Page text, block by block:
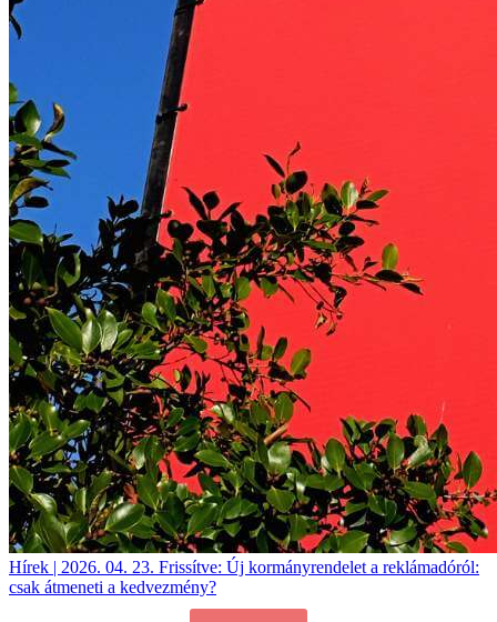
Hírek | 2026. 04. 23. Frissítve: Új kormányrendelet a reklámadóról:
csak átmeneti a kedvezmény?